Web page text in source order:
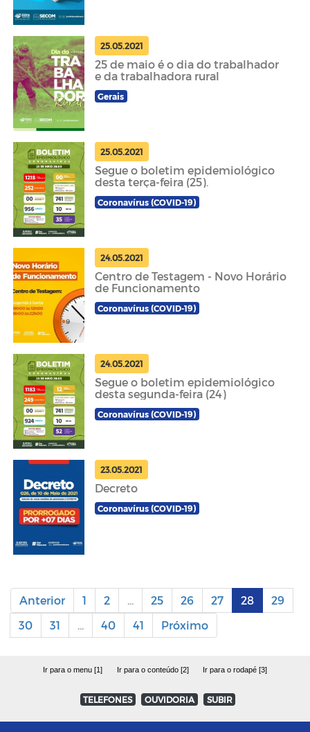
25.05.2021
25 de maio é o dia do trabalhador
e da trabalhadora rural
Gerais
25.05.2021
Segue o boletim epidemiológico
desta terça-feira (25).
Coronavírus (COVID-19)
24.05.2021
Centro de Testagem - Novo Horário
de Funcionamento
Coronavírus (COVID-19)
24.05.2021
Segue o boletim epidemiológico
desta segunda-feira (24)
Coronavírus (COVID-19)
23.05.2021
Decreto
Coronavírus (COVID-19)
Anterior 1 2 ... 25 26 27 28
29
30
31 ... 40 41 Próximo
Ir para o menu [1] Ir para o conteúdo [2] Ir para o rodapé [3]
TELEFONES OUVIDORIA SUBIR